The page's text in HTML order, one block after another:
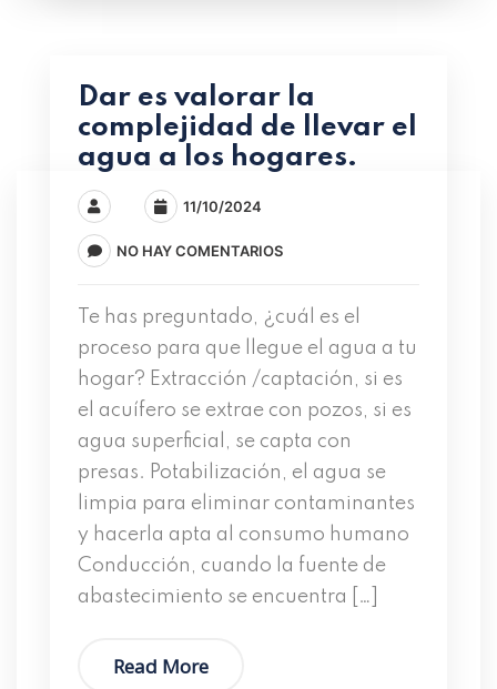
Dar es valorar la
complejidad de llevar el
agua a los hogares.
11/10/2024
NO HAY COMENTARIOS
Te has preguntado, ¿cuál es el
proceso para que llegue el agua a tu
hogar? Extracción /captación, si es
el acuífero se extrae con pozos, si es
agua superficial, se capta con
presas. Potabilización, el agua se
limpia para eliminar contaminantes
y hacerla apta al consumo humano
Conducción, cuando la fuente de
abastecimiento se encuentra […]
Read More